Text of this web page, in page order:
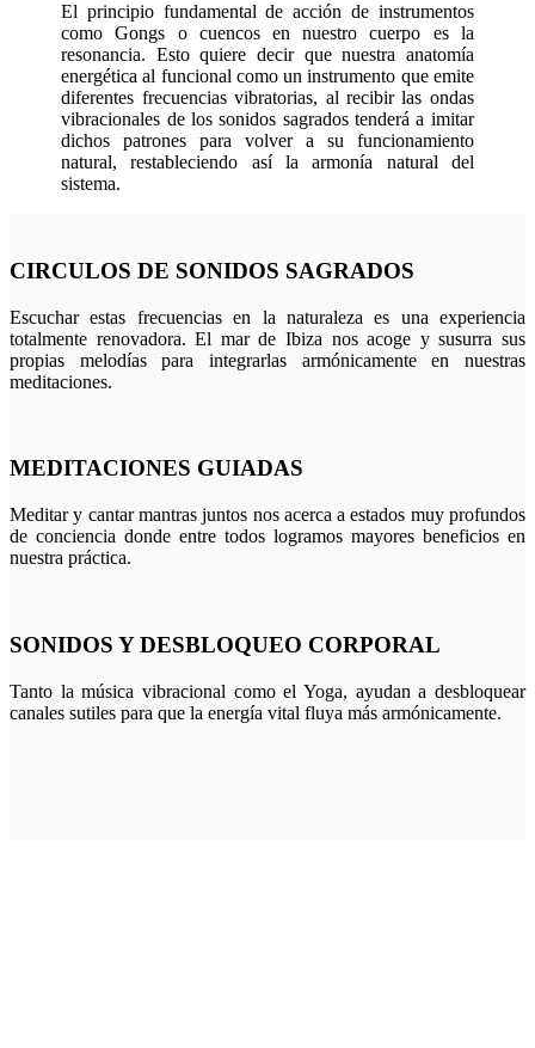
El principio fundamental de acción de instrumentos
como Gongs o cuencos en nuestro cuerpo es la
resonancia. Esto quiere decir que nuestra anatomía
energética al funcional como un instrumento que emite
diferentes frecuencias vibratorias, al recibir las ondas
vibracionales de los sonidos sagrados tenderá a imitar
dichos patrones para volver a su funcionamiento
natural, restableciendo así la armonía natural del
sistema.
CIRCULOS DE SONIDOS SAGRADOS
Escuchar estas frecuencias en la naturaleza es una experiencia
totalmente renovadora. El mar de Ibiza nos acoge y susurra sus
propias melodías para integrarlas armónicamente en nuestras
meditaciones.
MEDITACIONES GUIADAS
Meditar y cantar mantras juntos nos acerca a estados muy profundos
de conciencia donde entre todos logramos mayores beneficios en
nuestra práctica.
SONIDOS Y DESBLOQUEO CORPORAL
Tanto la música vibracional como el Yoga, ayudan a desbloquear
canales sutiles para que la energía vital fluya más armónicamente.